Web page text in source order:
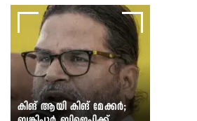
കിങ് ആയി കിങ് മേക്കർ;